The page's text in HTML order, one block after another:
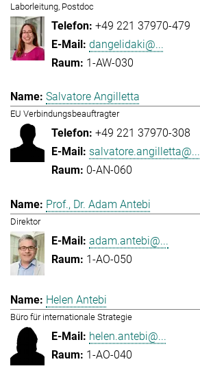
Laborleitung, Postdoc
+49 221 37970-479
dangelidaki@...
1-AW-030
Salvatore Angilletta
EU Verbindungsbeauftragter
+49 221 37970-308
salvatore.angilletta@...
0-AN-060
Prof., Dr. Adam Antebi
Direktor
adam.antebi@...
1-AO-050
Helen Antebi
Büro für internationale Strategie
helen.antebi@...
1-AO-040